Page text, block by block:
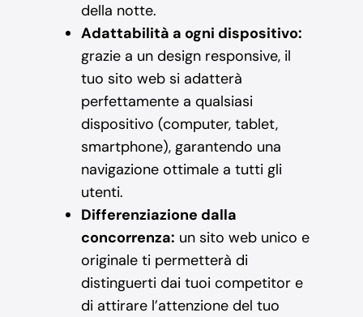
della notte.
Adattabilità a ogni dispositivo:
grazie a un design responsive, il
tuo sito web si adatterà
perfettamente a qualsiasi
dispositivo (computer, tablet,
smartphone), garantendo una
navigazione ottimale a tutti gli
utenti.
Differenziazione dalla
concorrenza: un sito web unico e
originale ti permetterà di
distinguerti dai tuoi competitor e
di attirare l’attenzione del tuo